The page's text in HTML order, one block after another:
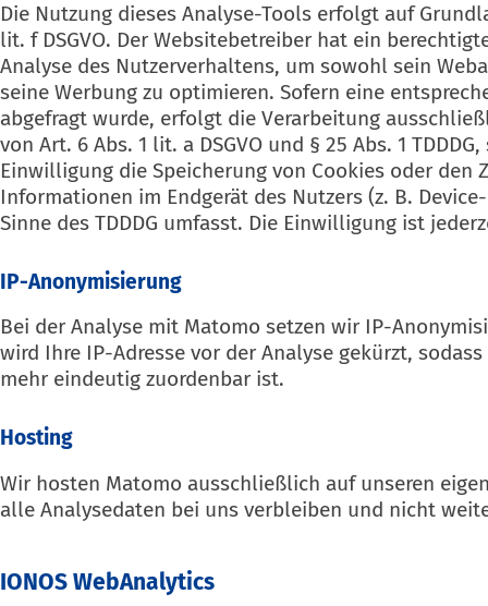
Die Nutzung dieses Analyse-Tools erfolgt auf
lit. f DSGVO. Der Websitebetreiber hat ein
Analyse des Nutzerverhaltens, um sowohl sein
seine Werbung zu optimieren. Sofern eine
abgefragt wurde, erfolgt die Verarbeitung
von Art. 6 Abs. 1 lit. a DSGVO und § 25 Abs. 1
Einwilligung die Speicherung von Cookies oder den
Informationen im Endgerät des Nutzers (z. B.
Sinne des TDDDG umfasst. Die Einwilligung ist
IP-Anonymisierung
Bei der Analyse mit Matomo setzen wir IP-
wird Ihre IP-Adresse vor der Analyse gekürzt,
mehr eindeutig zuordenbar ist.
Hosting
Wir hosten Matomo ausschließlich auf unseren
alle Analysedaten bei uns verbleiben und nicht
IONOS WebAnalytics